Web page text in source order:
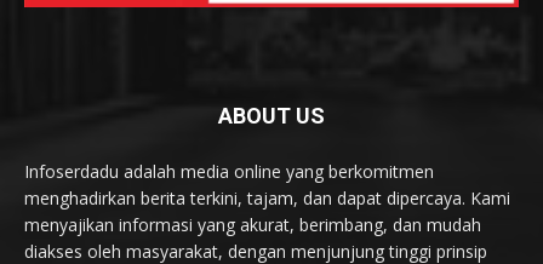
ABOUT US
Infoserdadu adalah media online yang berkomitmen
menghadirkan berita terkini, tajam, dan dapat dipercaya. Kami
menyajikan informasi yang akurat, berimbang, dan mudah
diakses oleh masyarakat, dengan menjunjung tinggi prinsip